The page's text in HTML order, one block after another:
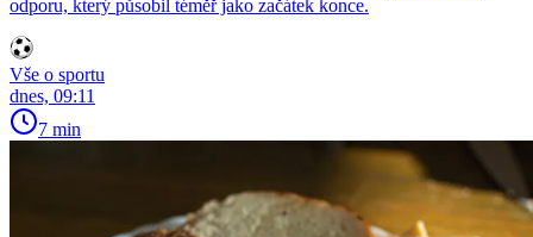
odporu, který působil téměř jako začátek konce.
Vše o sportu
dnes, 09:11
7 min